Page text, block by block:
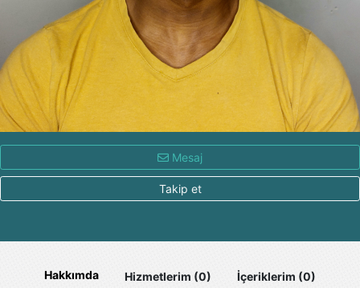
Mesaj
Takip et
Hakkımda Hizmetlerim (0) İçeriklerim (0)